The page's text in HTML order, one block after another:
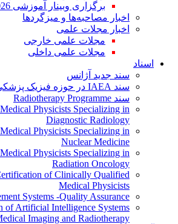
برگزاری وبینار آموزشی AFOMP School 2026
اخبار مصاحبه‌ها و میزگردها
اخبار مجلات علمی
مجلات علمی خارجی
مجلات علمی داخلی
اسناد
سند جدید آژانس
سند IAEA در حوزه فیزیک پزشکی
سند Radiotherapy Programme
Physicists Specializing in
Diagnostic Radiology
Physicists Specializing in
Nuclear Medicine
Physicists Specializing in
Radiation Oncology
of Clinically Qualified
Medical Physicists
Systems -Quality Assurance
of Artificial Intelligence Systems
Imaging and Radiotherapy